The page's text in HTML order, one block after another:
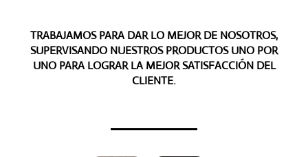
TRABAJAMOS PARA DAR LO MEJOR DE NOSOTROS,
SUPERVISANDO NUESTROS PRODUCTOS UNO POR
UNO PARA LOGRAR LA MEJOR SATISFACCIÓN DEL
CLIENTE.